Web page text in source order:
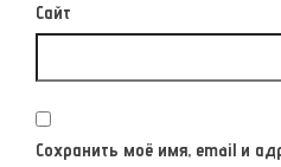
Сайт
Сохранить моё имя, email и